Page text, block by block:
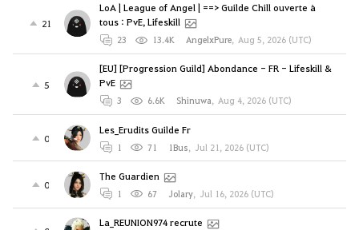
21
LoA | League of Angel | ==> Guilde Chill ouverte à
tous : PvE, Lifeskill
23 13.4K AngelxPure, Aug 5, 2026 (UTC)
5
[EU] [Progression Guild] Abondance - FR - Lifeskill &
PvE
3 6.6K Shinuwa, Aug 4, 2026 (UTC)
0
Les_Erudits Guilde Fr
1 71 1Bus, Jul 21, 2026 (UTC)
0
The Guardien
1 67 Jolary, Jul 16, 2026 (UTC)
La_REUNION974 recrute